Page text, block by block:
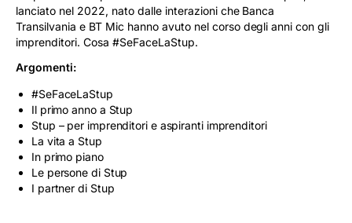
lanciato nel 2022, nato dalle interazioni che Banca
Transilvania e BT Mic hanno avuto nel corso degli anni con gli
imprenditori. Cosa #SeFaceLaStup.
Argomenti:
#SeFaceLaStup
Il primo anno a Stup
Stup – per imprenditori e aspiranti imprenditori
La vita a Stup
In primo piano
Le persone di Stup
I partner di Stup